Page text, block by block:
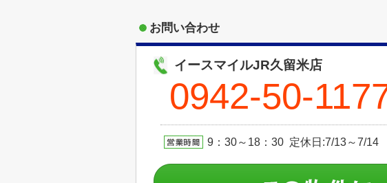
お問い合わせ
イースマイルJR久留米店
0942-50-
9：30～18：30 定休日:7/13～7/14